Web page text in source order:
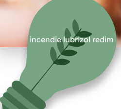
incendie lubrizol redim